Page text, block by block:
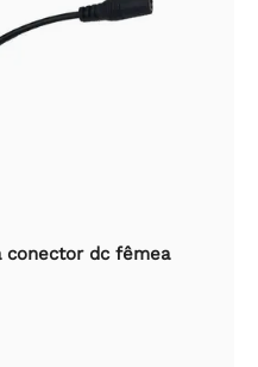
conector dc fêmea